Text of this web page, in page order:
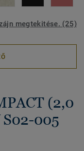
megtekitése. (25)
(2,0
005